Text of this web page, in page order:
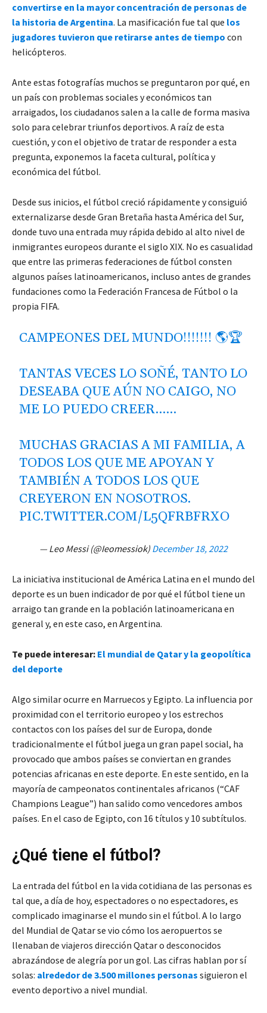
convertirse en la mayor concentración de personas de
la historia de Argentina. La masificación fue tal que los
jugadores tuvieron que retirarse antes de tiempo con
helicópteros.
Ante estas fotografías muchos se preguntaron por qué, en
un país con problemas sociales y económicos tan
arraigados, los ciudadanos salen a la calle de forma masiva
solo para celebrar triunfos deportivos. A raíz de esta
cuestión, y con el objetivo de tratar de responder a esta
pregunta, exponemos la faceta cultural, política y
económica del fútbol.
Desde sus inicios, el fútbol creció rápidamente y consiguió
externalizarse desde Gran Bretaña hasta América del Sur,
donde tuvo una entrada muy rápida debido al alto nivel de
inmigrantes europeos durante el siglo XIX. No es casualidad
que entre las primeras federaciones de fútbol consten
algunos países latinoamericanos, incluso antes de grandes
fundaciones como la Federación Francesa de Fútbol o la
propia FIFA.
CAMPEONES DEL MUNDO!!!!!!! 🌎🏆
TANTAS VECES LO SOÑÉ, TANTO LO
DESEABA QUE AÚN NO CAIGO, NO
ME LO PUEDO CREER……
MUCHAS GRACIAS A MI FAMILIA, A
TODOS LOS QUE ME APOYAN Y
TAMBIÉN A TODOS LOS QUE
CREYERON EN NOSOTROS.
PIC.TWITTER.COM/L5QFRBFRXO
— Leo Messi (@Ieomessiok) December 18, 2022
La iniciativa institucional de América Latina en el mundo del
deporte es un buen indicador de por qué el fútbol tiene un
arraigo tan grande en la población latinoamericana en
general y, en este caso, en Argentina.
Te puede interesar: El mundial de Qatar y la geopolítica
del deporte
Algo similar ocurre en Marruecos y Egipto. La influencia por
proximidad con el territorio europeo y los estrechos
contactos con los países del sur de Europa, donde
tradicionalmente el fútbol juega un gran papel social, ha
provocado que ambos países se conviertan en grandes
potencias africanas en este deporte. En este sentido, en la
mayoría de campeonatos continentales africanos (“CAF
Champions League”) han salido como vencedores ambos
países. En el caso de Egipto, con 16 títulos y 10 subtítulos.
¿Qué tiene el fútbol?
La entrada del fútbol en la vida cotidiana de las personas es
tal que, a día de hoy, espectadores o no espectadores, es
complicado imaginarse el mundo sin el fútbol. A lo largo
del Mundial de Qatar se vio cómo los aeropuertos se
llenaban de viajeros dirección Qatar o desconocidos
abrazándose de alegría por un gol. Las cifras hablan por sí
solas: alrededor de 3.500 millones personas siguieron el
evento deportivo a nivel mundial.